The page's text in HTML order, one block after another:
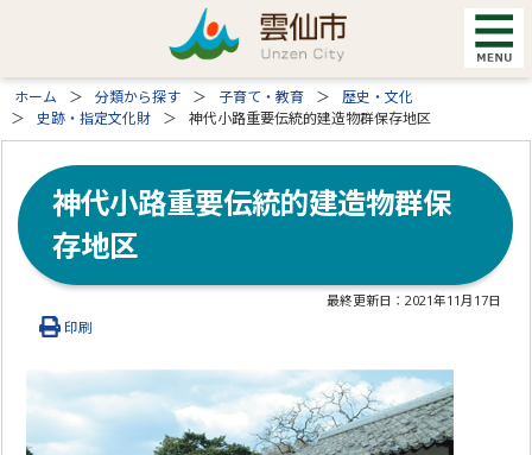
ホーム 分類から探す 子育て・教育
歴史・文化
史跡・指定文化財
神代小路重要伝統的建造物群保存地区
神代小路重要伝統的建造物群保
存地区
最終更新日：2021年11月17日
印刷